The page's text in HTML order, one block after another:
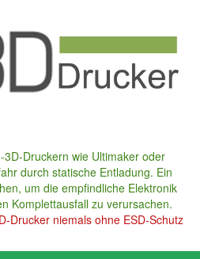
Druckern wie Ultimaker oder
durch statische Entladung. Ein
um die empfindliche Elektronik
Komplettausfall zu verursachen.
Drucker niemals ohne ESD-Schutz